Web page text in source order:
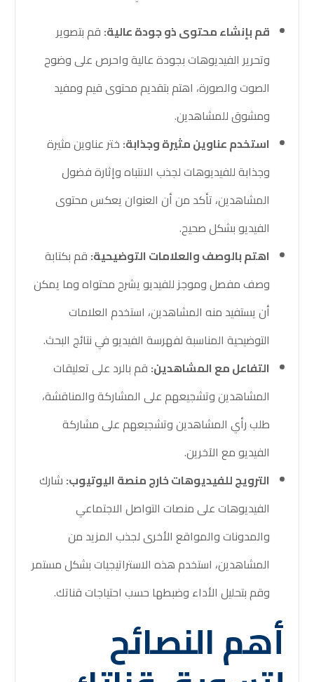
قم بإنشاء محتوى ذو جودة عالية: قم بتصوير
وتحرير الفيديوهات بجودة عالية واحرص على وضوح
الصوت والصورة، اهتم بتقديم محتوى قيم ومفيد
ومشوق للمشاهدين.
استخدم عناوين مثيرة وجذابة: ختر عناوين مثيرة
وجذابة للفيديوهات لجذب الانتباه وإثارة فضول
المشاهدين، تأكد من أن العنوان يعكس محتوى
الفيديو بشكل صحيح.
اهتم بالوصف والعلامات التوضيحية: قم بكتابة
وصف مفصل وموجز للفيديو يشرح محتواه وما يمكن
أن يستفيد منه المشاهدين، استخدم العلامات
التوضيحية المناسبة لفهرسة الفيديو في نتائج البحث.
التفاعل مع المشاهدين: قم بالرد على تعليقات
المشاهدين وتشجيعهم على المشاركة والمناقشة،
طلب رأي المشاهدين وتشجيعهم على مشاركة
الفيديو مع الآخرين.
الترويج للفيديوهات خارج منصة اليوتيوب: شارك
الفيديوهات على منصات التواصل الاجتماعي
والمدونات والمواقع الأخرى لجذب المزيد من
المشاهدين، استخدم هذه الاستراتيجيات بشكل مستمر
وقم بتحليل الأداء وضبطها حسب احتياجات قناتك.
أهم النصائح